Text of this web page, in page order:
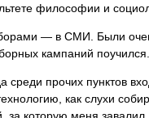
философии и
— в СМИ. Были
кампаний поучился.
среди прочих пунктов
как слухи
за которую меня завалил